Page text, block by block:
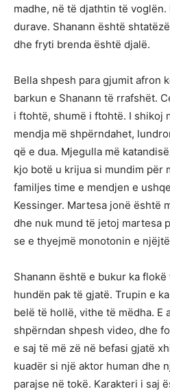
madhe, në të djathtin të
durave. Shanann është
dhe fryti brenda është djalë.
Bella shpesh para gjumit afron
barkun e Shanann të rrafshët.
i ftohtë, shumë i ftohtë. I shikoj
mendja më shpërndahet,
që e dua. Mjegulla më
kjo botë u krijua si mundim për
familjes time e mendjen e
Kessinger. Martesa jonë është
dhe nuk mund të jetoj martesa
se e thyejmë monotonin e
Shanann është e bukur ka
hundën pak të gjatë. Trupin e
belë të hollë, vithe të mëdha. E
shpërndan shpesh video, dhe
e saj të më zë në befasi gjatë
kuadër si një aktor human dhe
parajse në tokë. Karakteri i saj